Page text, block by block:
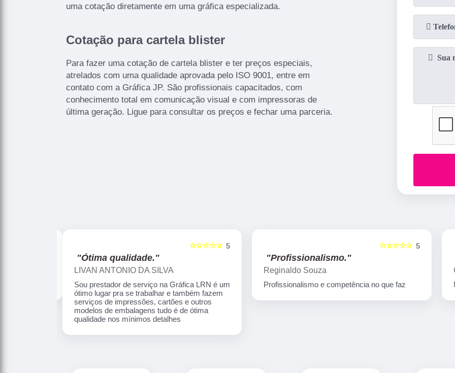
uma cotação diretamente em uma gráfica especializada.
Cotação para cartela blister
Para fazer uma cotação de cartela blister e ter preços especiais,
atrelados com uma qualidade aprovada pelo ISO 9001, entre em
contato com a Gráfica JP. São profissionais capacitados, com
conhecimento total em comunicação visual e com impressoras de
última geração. Ligue para consultar os preços e fechar uma parceria.
5
☆☆☆☆☆
"Profissionalismo."
Reginaldo Souza
Profissionalismo e competência no que faz
5
☆☆☆☆☆
"Muito bom"
Gamatech Tezotto
Muito bom empresa de qualidade